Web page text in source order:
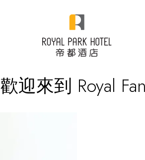
歡迎來到 Royal